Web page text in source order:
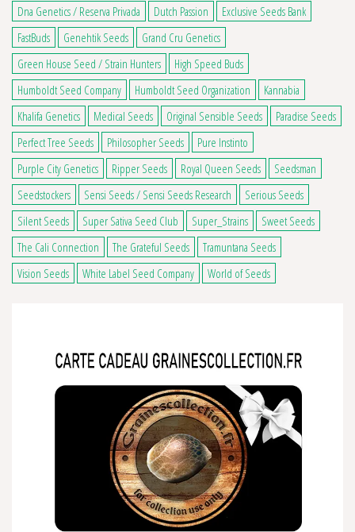
Dna Genetics / Reserva Privada
Dutch Passion
Exclusive Seeds Bank
FastBuds
Genehtik Seeds
Grand Cru Genetics
Green House Seed / Strain Hunters
High Speed Buds
Humboldt Seed Company
Humboldt Seed Organization
Kannabia
Khalifa Genetics
Medical Seeds Original Sensible Seeds
Paradise Seeds
Perfect Tree Seeds
Philosopher Seeds
Pure Instinto
Purple City Genetics
Ripper Seeds Royal Queen Seeds
Seedsman
Seedstockers
Sensi Seeds / Sensi Seeds Research
Serious Seeds
Silent Seeds
Super Sativa Seed Club Super_Strains
Sweet Seeds
The Cali Connection
The Grateful Seeds
Tramuntana Seeds
Vision Seeds
White Label Seed Company World of Seeds